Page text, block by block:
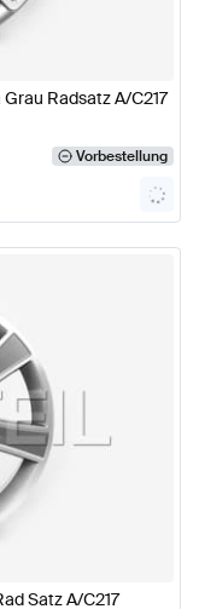
Radsatz A/C217
Vorbestellung
Satz A/C217